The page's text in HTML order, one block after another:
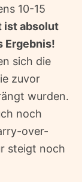
10-15
ist absolut
Ergebnis!
sich die
zuvor
wurden.
noch
over-
steigt noch